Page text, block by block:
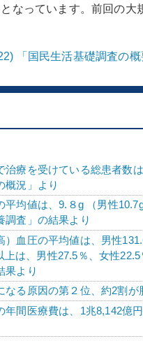
なっています。前回の大
「国民生活基礎調査の
治療を受けている総患者数
概況」より
平均値は、9.８g （男性
調査」の結果より
）血圧の平均値は、男性
上は、男性27.5％、女性
果より
なる原因の第２位、約2割
年間医療費は、1兆8,142